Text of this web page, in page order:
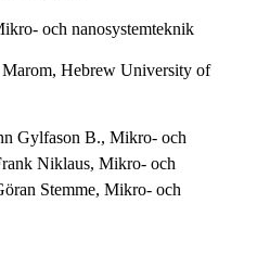
och nanosystemteknik
Hebrew University of
Gylfason B., Mikro- och
Niklaus, Mikro- och
Stemme, Mikro- och